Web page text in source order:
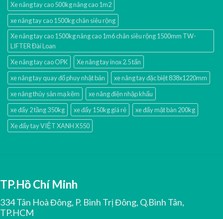
Xe nâng tay cao 500kg nâng cao 1m2
xe nâng tay cao 1500kg chân siêu rộng
Xe nâng tay cao 1500kg nâng cao 1m6 chân siêu rộng 1500mm TW-
LIFTER Đài Loan
Xe nâng tay cao OPK
Xe nâng tay inox 2.5 tấn
xe nâng tay quay đổ phuy nhật bản
xe nâng tay đặc biệt 838x1220mm
xe nâng thủy sản mạ kẽm
xe nâng điện nhập khấu
xe đẩy 2 tầng 350kg
xe đẩy 150kg giá rẻ
xe đẩy mặt bàn 200kg
Xe đẩy tay VIỆT XANH X550
TP.Hồ Chí Minh
334 Tân Hoà Đông, P. Bình Trị Đông, Q.Bình Tân,
TP.HCM